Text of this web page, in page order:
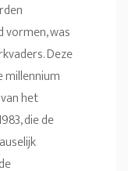
vormen, was
Deze
millennium
het
die de